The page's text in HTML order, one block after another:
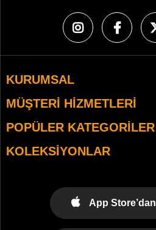
KURUMSAL
MÜŞTERI HIZMETLERI
POPÜLER KATEGORILER
KOLEKSIYONLAR
App Store’dan